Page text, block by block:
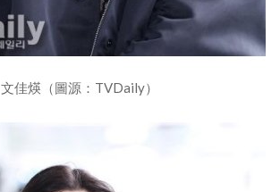
文佳煐（圖源：TVDaily）